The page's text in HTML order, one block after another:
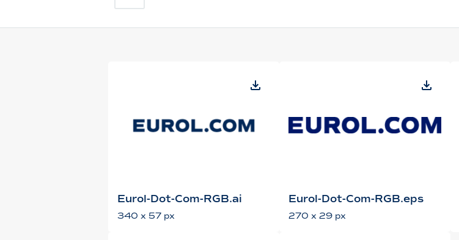
Eurol-Dot-Com-RGB.ai
340 x 57 px
Eurol-Dot-Com-RGB.eps
270 x 29 px